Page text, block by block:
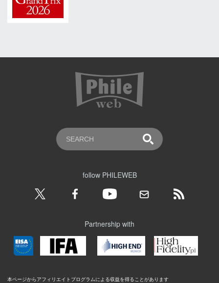
follow PHILEWEB
Partnership with
本ページからアフィリエイトプログラムによる収益を得ることがあります